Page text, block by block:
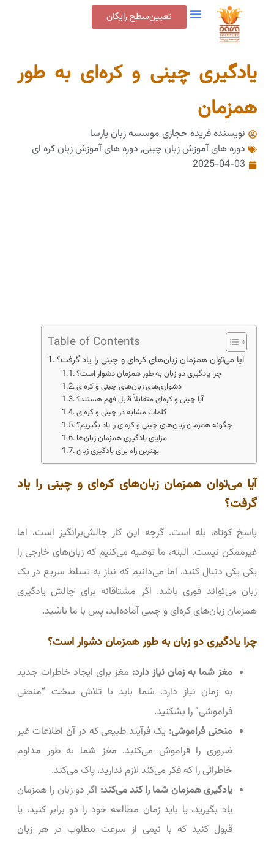
تعیین‌سطح رایگان
یادگیری چینی و کره‌ای به طور
همزمان
نویسنده فریده حجازی موسسه زبان پارسا
دوره های آموزش زبان چینی, دوره های آموزش زبان کره ای
2025-04-03
Table of Contents
آیا می‌توان همزمان زبان‌های کره‌ای و چینی را یاد گرفت؟
چرا یادگیری دو زبان به طور همزمان دشوار است؟
دشواری‌های زبان‌های چینی و کره‌ای
آیا چینی و کره‌ای متقابلاً قابل فهم هستند؟
کلمات مشابه در چینی و کره‌ای
چگونه همزمان زبان‌های چینی و کره‌ای را یاد بگیریم؟
مزایای یادگیری همزمان زبان‌ها
بهترین راه برای یادگیری زبان
آیا می‌توان همزمان زبان‌های کره‌ای و چینی را یاد
گرفت؟
پاسخ کوتاه، بله است. گرچه این کار چالش‌برانگیز است، اما
غیرممکن نیست. البته، ما توصیه می‌کنیم که زبان‌های خارجی را
یکی یکی دنبال کنید، اما می‌دانیم که نیاز به تسلط سریع در یک
زبان می‌تواند فوری باشد. اگر مشتاقانه برای چالش یادگیری
همزمان زبان‌های کره‌ای و چینی آماده‌اید، پس با ما باشید.
چرا یادگیری دو زبان به طور همزمان دشوار است؟
مغز شما به زمان نیاز دارد: مغز برای ایجاد خاطرات جدید
به زمان نیاز دارد. شما باید با تلاش سخت “منحنی
فراموشی” را بشکنید.
منحنی فراموشی: یک فرآیند طبیعی که در آن اطلاعات غیر
ضروری را فراموش می‌کنید. مغز شما به طور مداوم
خاطراتی را که فکر می‌کند لازم ندارید، پاک می‌کند.
یادگیری همزمان شما را کند می‌کند: اگر دو زبان را همزمان
یاد بگیرید، یا باید زمان مطالعه خود را دو برابر کنید، یا
قبول کنید که با نیمی از سرعت مطلوب در هر زبان